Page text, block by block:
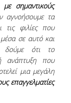
ΕΙΠΑΝ...
σημαντικούς
αγνοήσουμε τα
φιλίες που
σε αυτό και
δούμε ότι το
ανάπτυξη που
μια μεγάλη
επαγγελματίες